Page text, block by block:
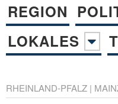
REGION
LOKALES
RHEINLAND-PFALZ |